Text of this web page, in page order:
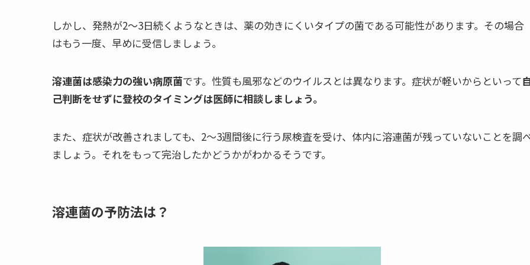
しかし、発熱が2～3日続くようなときは、薬の効きにくいタイプの菌である可能性があります。その場合
はもう一度、早めに受信しましょう。
溶連菌は感染力の強い病原菌です。性質も風邪などのウイルスとは異なります。症状が軽いからといって
己判断をせずに登校のタイミングは医師に相談しましょう。
また、症状が改善されましても、2～3週間後に行う尿検査を受け、体内に溶連菌が残っていないことを調
ましょう。それをもって完治したかどうかがわかるそうです。
溶連菌の予防法は？